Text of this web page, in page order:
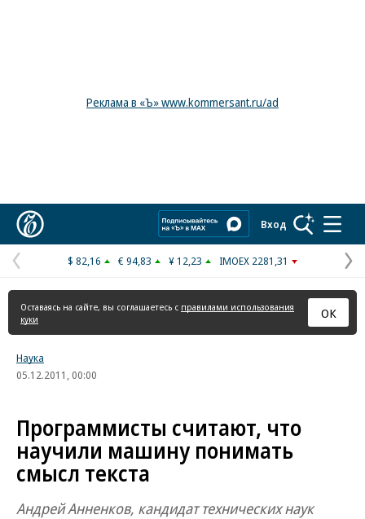
Реклама в «Ъ» www.kommersant.ru/ad
Вход
Предыдущая
страница
$ 82,16 € 94,83 ¥ 12,23 IMOEX 2281,31
Оставаясь на сайте, вы соглашаетесь с правилами использования
куки
ОК
Наука
05.12.2011, 00:00
Программисты считают, что
научили машину понимать
смысл текста
Андрей Анненков, кандидат технических наук